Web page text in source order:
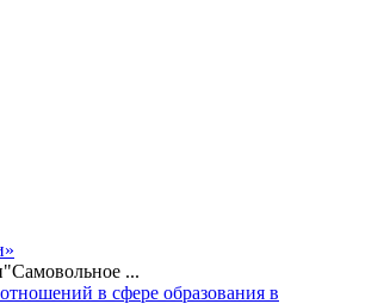
...
в сфере образования в